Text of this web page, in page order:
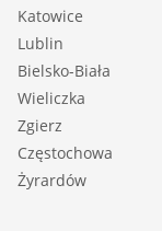
Katowice
Lublin
Bielsko-Biała
Wieliczka
Zgierz
Częstochowa
Żyrardów